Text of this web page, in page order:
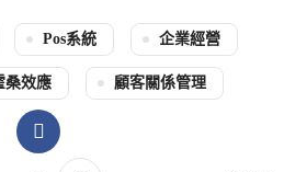
Pos系統 企業經營
桑效應 顧客關係管理